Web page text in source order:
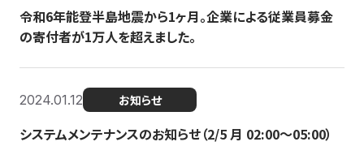
令和6年能登半島地震から1ヶ月。企業による従業員募金
の寄付者が1万人を超えました。
2024.01.12 お知らせ
システムメンテナンスのお知らせ（2/5 月 02:00〜05:00）